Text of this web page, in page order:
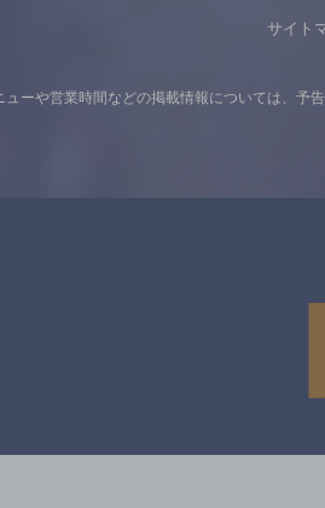
サイト
ーや営業時間などの掲載情報については、 予